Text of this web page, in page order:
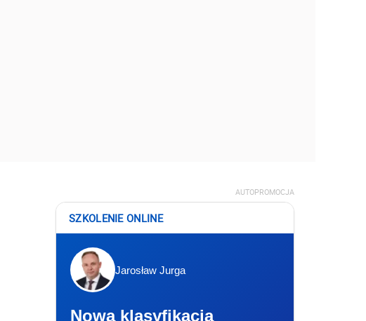
AUTOPROMOCJA
SZKOLENIE ONLINE
Jarosław Jurga
Nowa klasyfikacja